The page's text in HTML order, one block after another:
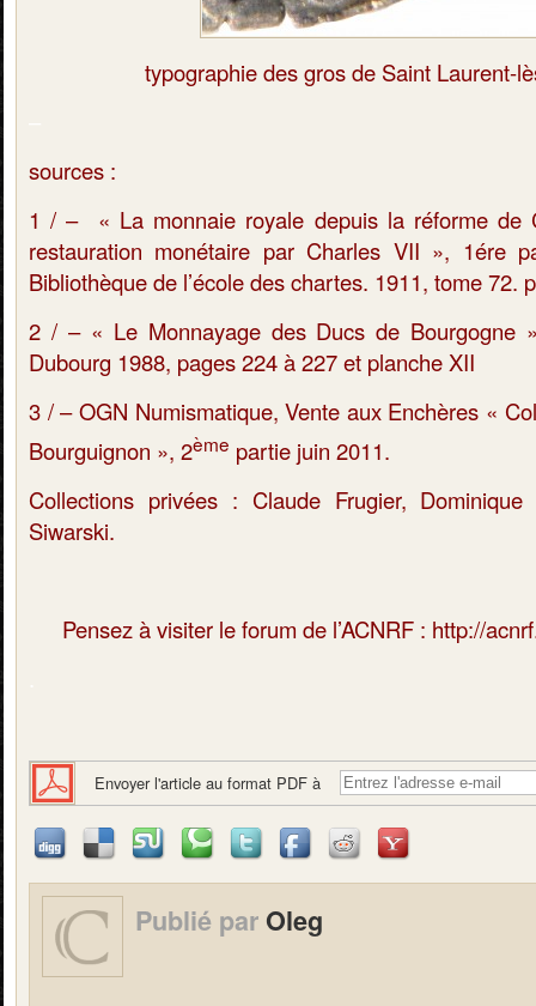
typographie des gros de Saint Laurent-
sources :
1 / – « La monnaie royale depuis la réforme de
restauration monétaire par Charles VII », 1ére
Bibliothèque de l’école des chartes. 1911, tome 72.
2 / – « Le Monnayage des Ducs de Bourgogne
Dubourg 1988, pages 224 à 227 et planche XII
3 / – OGN Numismatique, Vente aux Enchères «
Bourguignon », 2ème partie juin 2011.
Collections privées : Claude Frugier,
Siwarski.
Pensez à visiter le forum de l’ACNRF : http://
Envoyer l'article au format PDF à
Publié par Oleg